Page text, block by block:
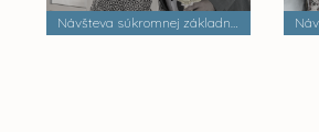
Návšteva súkromnej základnej školy Dobrá škola n.o.